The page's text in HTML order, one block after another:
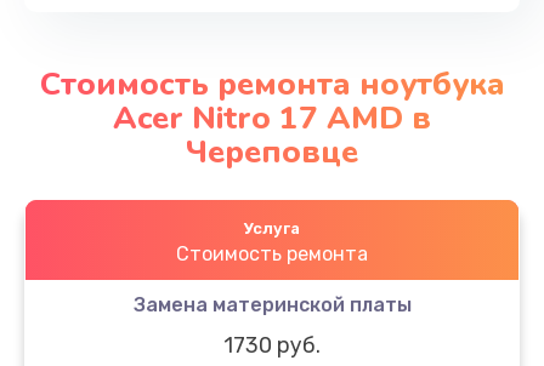
Стоимость ремонта ноутбука
Acer Nitro 17 AMD в
Череповце
Услуга
Стоимость ремонта
Замена материнской платы
1730 руб.